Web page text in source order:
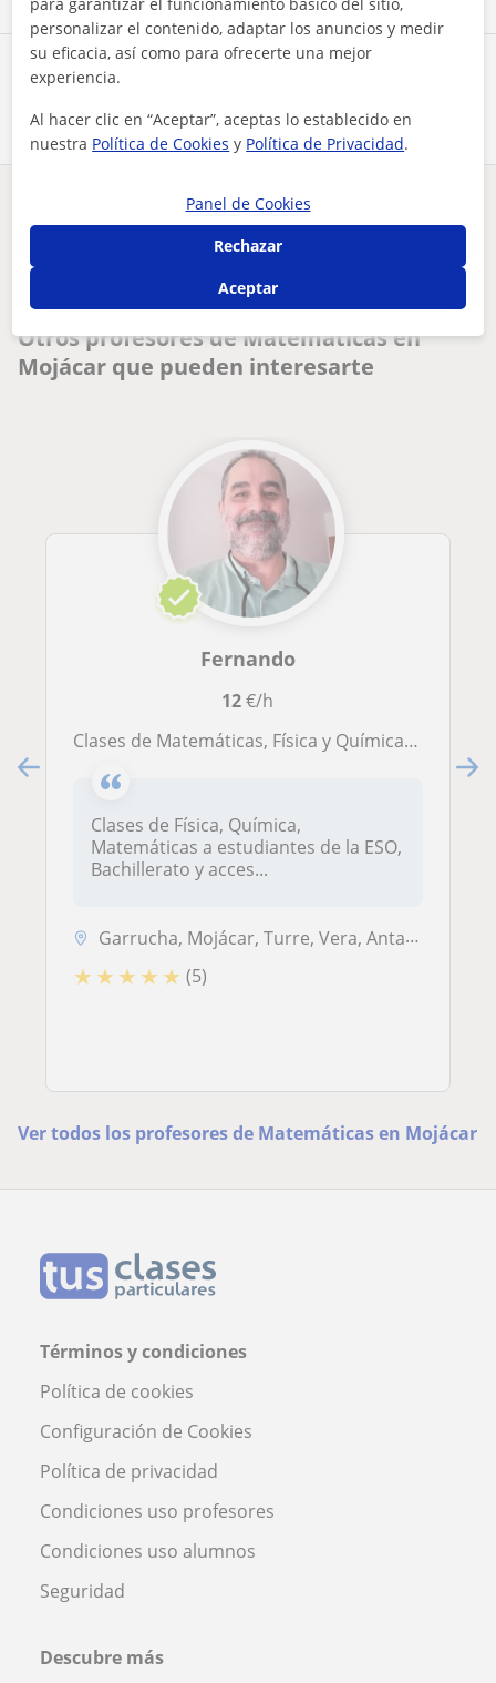
Comparte a este profesor
¿Hay algún error en este perfil?
Tus clases particulares
profesor de matemáticas apto para primaria.un saludo
Otros profesores de Matemáticas en
Mojácar que pueden interesarte
Fernando
12€/h
Clases de Matemáticas, Física y Química en Levante de Almería (Garrucha, Mojácar, Vera, Cuevas del Almanzora, Turre, Los Gallardos, Antas)
Clases de Física, Química,
Matemáticas a estudiantes de la ESO,
Bachillerato y acces...
Garrucha, Mojácar, Turre, Vera, Antas, Bédar, Cuevas del Almanzora, Los Gallardos
★ ★ ★ ★ ★ (5)
Ver todos los profesores de Matemáticas en Mojácar
Términos y condiciones
Política de cookies
Configuración de Cookies
Política de privacidad
Condiciones uso profesores
Condiciones uso alumnos
Seguridad
Descubre más
personalizar el contenido, adaptar los anuncios y medir
su eficacia, así como para ofrecerte una mejor
experiencia.
Al hacer clic en “Aceptar”, aceptas lo establecido en
nuestra Política de Cookies y Política de Privacidad.
Panel de Cookies
Rechazar
Aceptar